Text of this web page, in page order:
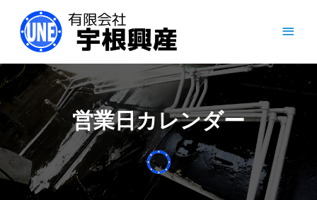
キ
ッ
ン
メ
ニ
ュ
ー
営業日カレンダー